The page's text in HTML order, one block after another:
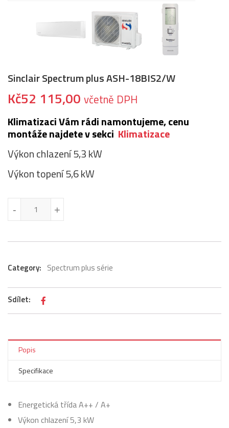
Sinclair Spectrum plus ASH-18BIS2/W
Kč52 115,00 včetně DPH
Klimatizaci Vám rádi namontujeme, cenu
montáže najdete v sekci Klimatizace
Výkon chlazení 5,3 kW
Výkon topení 5,6 kW
+
- +
-
Category: Spectrum plus série
Sdílet:
Popis
Specifikace
Energetická třída A++ / A+
Výkon chlazení 5,3 kW